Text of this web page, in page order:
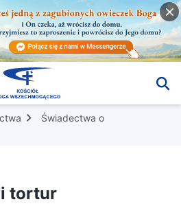
Świadectwa o
tortur